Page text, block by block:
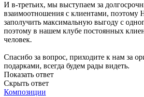
И в-третьих, мы выступаем за
взаимоотношения с клиентами, поэтому
заполучить максимальную выгоду с
поэтому в нашем клубе постоянных
человек.
Спасибо за вопрос, приходите к нам за
подарками, всегда будем рады видеть.
Показать ответ
Скрыть ответ
Композиции